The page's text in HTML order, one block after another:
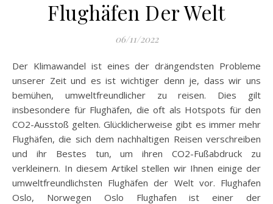
Flughäfen Der Welt
06/11/2022
Der Klimawandel ist eines der drängendsten Probleme
unserer Zeit und es ist wichtiger denn je, dass wir uns
bemühen, umweltfreundlicher zu reisen. Dies gilt
insbesondere für Flughäfen, die oft als Hotspots für den
CO2-Ausstoß gelten. Glücklicherweise gibt es immer mehr
Flughäfen, die sich dem nachhaltigen Reisen verschreiben
und ihr Bestes tun, um ihren CO2-Fußabdruck zu
verkleinern. In diesem Artikel stellen wir Ihnen einige der
umweltfreundlichsten Flughäfen der Welt vor. Flughafen
Oslo, Norwegen Oslo Flughafen ist einer der